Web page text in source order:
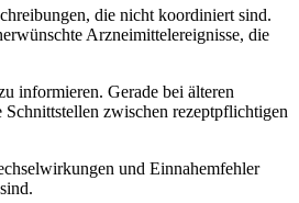
die nicht koordiniert sind.
Arzneimittelereignisse, die
informieren. Gerade bei älteren
zwischen rezeptpflichtigen
und Einnahemfehler